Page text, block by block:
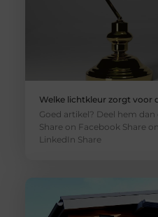
Welke lichtkleur zorgt voor
Goed artikel? Deel hem
Share on Facebook Share
LinkedIn Share